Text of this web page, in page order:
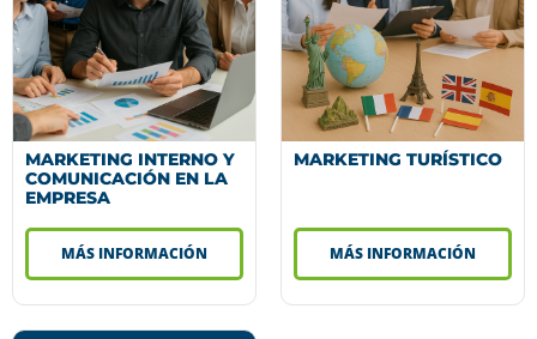
MARKETING INTERNO Y
COMUNICACIÓN EN LA
EMPRESA
MÁS INFORMACIÓN
MARKETING TURÍSTICO
MÁS INFORMACIÓN